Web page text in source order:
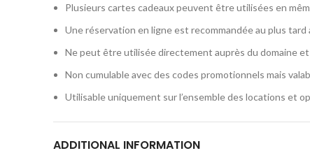
Plusieurs cartes cadeaux peuvent être utilisées en
Une réservation en ligne est recommandée au plus
Ne peut être utilisée directement auprès du domaine et
Non cumulable avec des codes promotionnels mais
Utilisable uniquement sur l’ensemble des locations et
La e-carte cadeau ne peut pas être vendue,
Découvrez nos hébergements insolites sur le site
ADDITIONAL INFORMATION